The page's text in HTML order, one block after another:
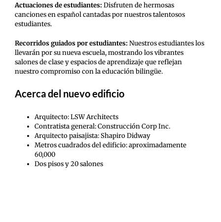
Actuaciones de estudiantes: Disfruten de hermosas
canciones en español cantadas por nuestros talentosos
estudiantes.
Recorridos guiados por estudiantes: Nuestros estudiantes los
llevarán por su nueva escuela, mostrando los vibrantes
salones de clase y espacios de aprendizaje que reflejan
nuestro compromiso con la educación bilingüe.
Acerca del nuevo edificio
Arquitecto: LSW Architects
Contratista general: Construcción Corp Inc.
Arquitecto paisajista: Shapiro Didway
Metros cuadrados del edificio: aproximadamente
60,000
Dos pisos y 20 salones